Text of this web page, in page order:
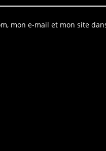
mon e-mail et mon site